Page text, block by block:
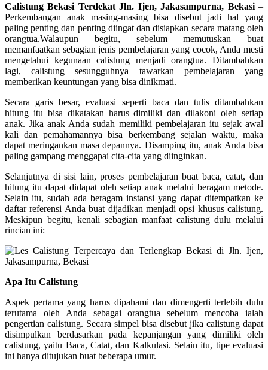
Calistung Bekasi Terdekat Jln. Ijen, Jakasampurna, Bekasi –
Perkembangan anak masing-masing bisa disebut jadi hal yang
paling penting dan penting diingat dan disiapkan secara matang oleh
orangtua.Walaupun begitu, sebelum memutuskan buat
memanfaatkan sebagian jenis pembelajaran yang cocok, Anda mesti
mengetahui kegunaan calistung menjadi orangtua. Ditambahkan
lagi, calistung sesungguhnya tawarkan pembelajaran yang
memberikan keuntungan yang bisa dinikmati.
Secara garis besar, evaluasi seperti baca dan tulis ditambahkan
hitung itu bisa dikatakan harus dimiliki dan dilakoni oleh setiap
anak. Jika anak Anda sudah memiliki pembelajaran itu sejak awal
kali dan pemahamannya bisa berkembang sejalan waktu, maka
dapat meringankan masa depannya. Disamping itu, anak Anda bisa
paling gampang menggapai cita-cita yang diinginkan.
Selanjutnya di sisi lain, proses pembelajaran buat baca, catat, dan
hitung itu dapat didapat oleh setiap anak melalui beragam metode.
Selain itu, sudah ada beragam instansi yang dapat ditempatkan ke
daftar referensi Anda buat dijadikan menjadi opsi khusus calistung.
Meskipun begitu, kenali sebagian manfaat calistung dulu melalui
rincian ini:
Apa Itu Calistung
Aspek pertama yang harus dipahami dan dimengerti terlebih dulu
terutama oleh Anda sebagai orangtua sebelum mencoba ialah
pengertian calistung. Secara simpel bisa disebut jika calistung dapat
disimpulkan berdasarkan pada kepanjangan yang dimiliki oleh
calistung, yaitu Baca, Catat, dan Kalkulasi. Selain itu, tipe evaluasi
ini hanya ditujukan buat beberapa umur.